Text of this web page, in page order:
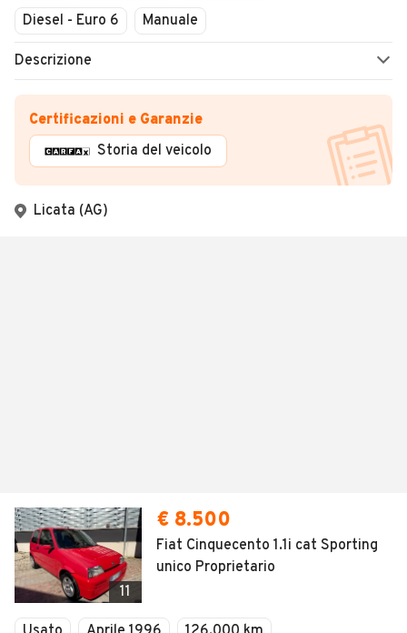
Diesel - Euro 6
Manuale
Descrizione
Certificazioni e Garanzie
Storia del veicolo
Licata (AG)
11
€ 8.500
Fiat Cinquecento 1.1i cat Sporting
unico Proprietario